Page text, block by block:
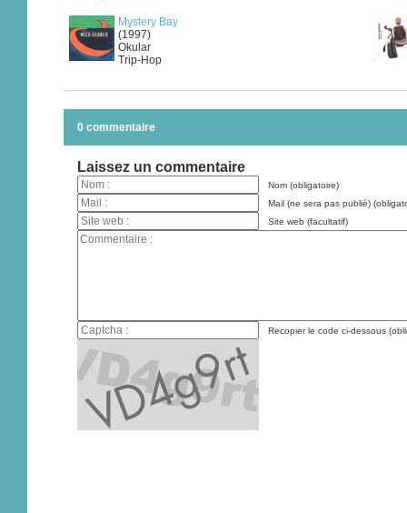
Mystery Bay
(1997)
Okular
Trip-Hop
0 commentaire
Laissez un commentaire
Nom (obligatoire)
Mail (ne sera pas publié)
Site web (facultatif)
Recopier le code ci-dessous